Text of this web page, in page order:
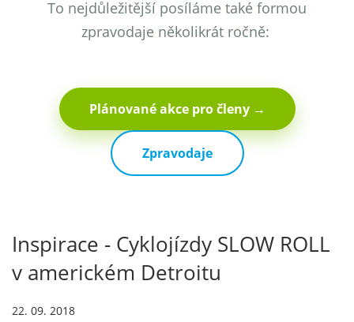
To nejdůležitější posíláme také formou
zpravodaje několikrát ročně:
Plánované akce pro členy →
Zpravodaje
Inspirace - Cyklojízdy SLOW ROLL
v americkém Detroitu
22. 09. 2018